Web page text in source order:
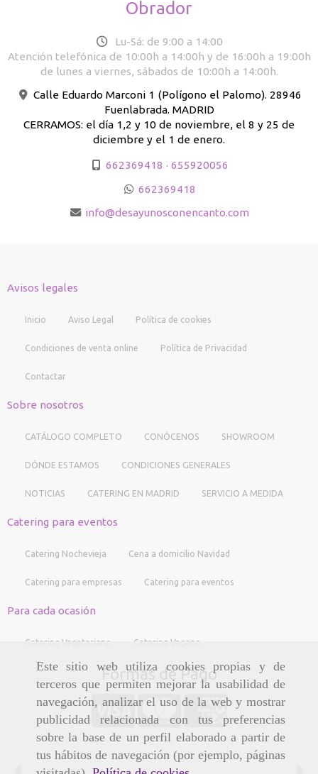
Este sitio web utiliza cookies propias y de
terceros que permiten mejorar la usabilidad de
navegación, analizar el uso de la web y mostrar
publicidad relacionada con tus preferencias
sobre la base de un perfil elaborado a partir de
tus hábitos de navegación (por ejemplo, páginas
Obrador
Lu-Sá: de 9:00 a 14:00
Atención telefónica de 10:00h a 14:00h y de 16:00h a 19:00h
de lunes a viernes, sábados de 10:00h a 14:00h.
Calle Eduardo Marconi 1 (Polígono el Palomo). 28946
Fuenlabrada. MADRID
CERRAMOS: el día 1,2 y 10 de noviembre, el 8 y 25 de
diciembre y el 1 de enero.
662369418 · 655920056
662369418
info
desayunosconencanto.com
Avisos legales
Inicio Aviso Legal Política de cookies
Condiciones de venta online Política de Privacidad
Contactar
Sobre nosotros
CATÁLOGO COMPLETO CONÓCENOS SHOWROOM
DÓNDE ESTAMOS CONDICIONES GENERALES
NOTICIAS CATERING EN MADRID SERVICIO A MEDIDA
Catering para eventos
Catering Nochevieja Cena a domicilio Navidad
Catering para empresas Catering para eventos
Para cada ocasión
Catering Vegetariano Catering Vegano
Formas de Pago
Anterior